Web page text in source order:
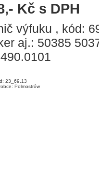
10-16 T 1222 A
Kč s DPH
výfuku , kód:
aj.: 50385
23_69.13
Polmostrów